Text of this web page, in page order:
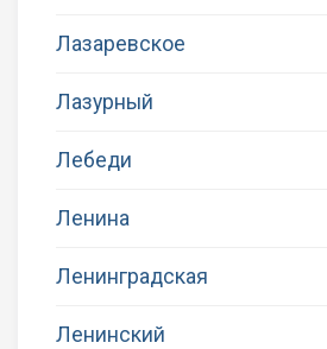
Лазаревское
Лазурный
Лебеди
Ленина
Ленинградская
Ленинский